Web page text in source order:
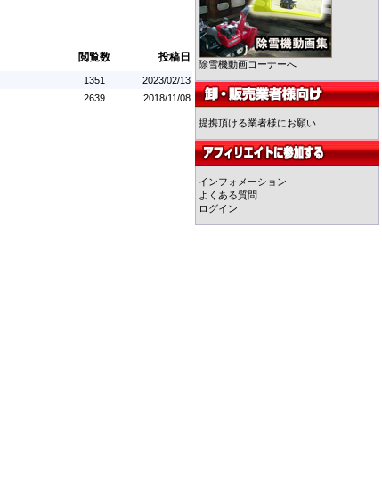
閲覧数 投稿日
1351
2023/02/13
2639 2018/11/08
除雪機動画コーナーへ
提携頂ける業者様にお願い
インフォメーション
よくある質問
ログイン